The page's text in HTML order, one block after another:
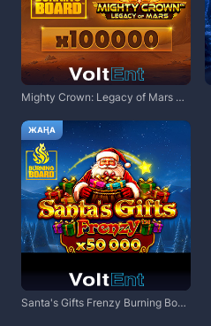
Mighty Crown: Legacy of Mars Burning Board
ЖАҢА
Santa's Gifts Frenzy Burning Board